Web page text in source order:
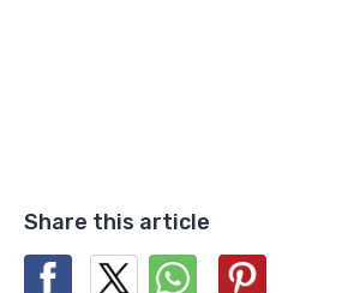
Share this article